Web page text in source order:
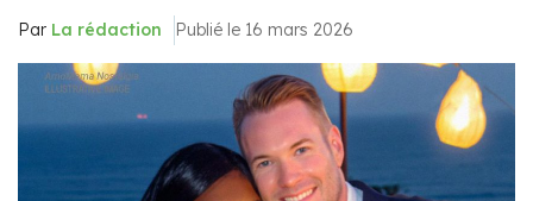
Par La rédaction Publié le 16 mars 2026